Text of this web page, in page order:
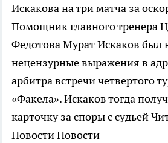
Искакова на три матча за
Помощник главного тренера
Федотова Мурат Искаков был
нецензурные выражения в
арбитра встречи четвертого
«Факела». Искаков тогда
карточку за споры с судьей
Новости Новости